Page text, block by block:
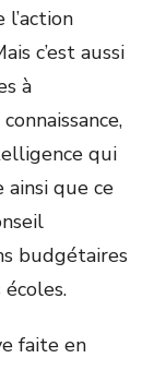
l’action
c’est aussi
à
qui
ainsi que ce
budgétaires
faite en